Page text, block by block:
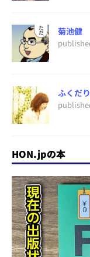
菊池健
ふくだ
HON.jpの本